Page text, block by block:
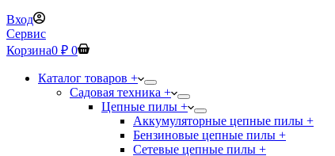
Вход
Сервис
Корзина0 ₽ 0
Каталог товаров +
Садовая техника +
Цепные пилы +
Аккумуляторные цепные пилы +
Бензиновые цепные пилы +
Сетевые цепные пилы +